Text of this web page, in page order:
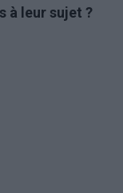
à leur sujet ?